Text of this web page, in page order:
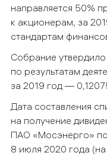
направляется 50%
к акционерам, за
стандартам
Собрание
по результатам
за 2019 год —
Дата составления
на получение
ПАО «Мосэнерго»
8 июля 2020 года